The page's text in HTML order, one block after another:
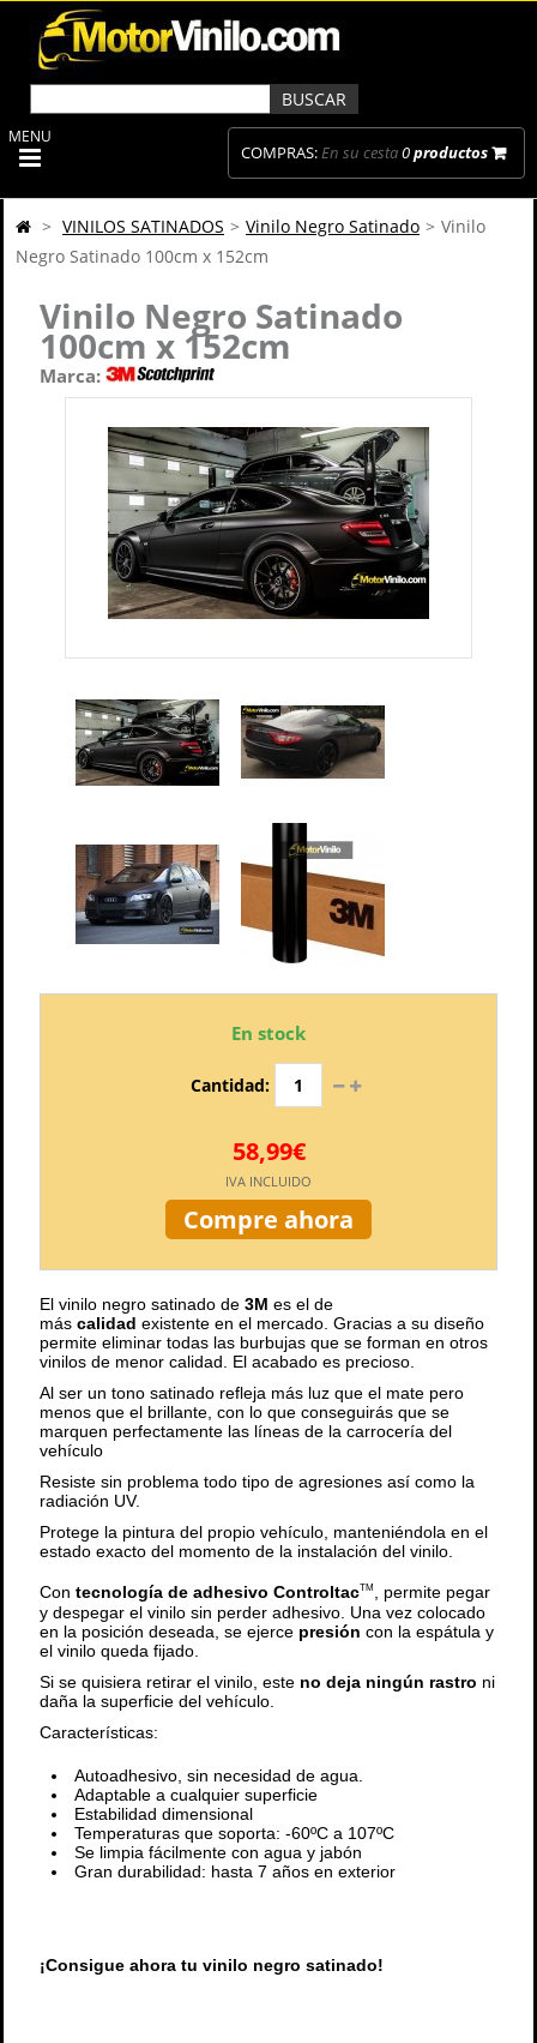
COMPRAS:En su cesta0productos
MENU
> VINILOS SATINADOS > Vinilo Negro Satinado > Vinilo
Negro Satinado 100cm x 152cm
Vinilo Negro Satinado
100cm x 152cm
Marca:
En stock
Cantidad:
58,99€
IVA INCLUIDO
Compre ahora
El vinilo negro satinado de 3M es el de
más calidad existente en el mercado. Gracias a su diseño
permite eliminar todas las burbujas que se forman en otros
vinilos de menor calidad. El acabado es precioso.
Al ser un tono satinado refleja más luz que el mate pero
menos que el brillante, con lo que conseguirás que se
marquen perfectamente las líneas de la carrocería del
vehículo
Resiste sin problema todo tipo de agresiones así como la
radiación UV.
Protege la pintura del propio vehículo, manteniéndola en el
estado exacto del momento de la instalación del vinilo.
Con tecnología de adhesivo ControltacTM
, permite pegar
y despegar el vinilo sin perder adhesivo. Una vez colocado
en la posición deseada, se ejerce presión con la espátula y
el vinilo queda fijado.
Si se quisiera retirar el vinilo, este no deja ningún rastro ni
daña la superficie del vehículo.
Características:
Autoadhesivo, sin necesidad de agua.
Adaptable a cualquier superficie
Estabilidad dimensional
Temperaturas que soporta: -60ºC a 107ºC
Se limpia fácilmente con agua y jabón
Gran durabilidad: hasta 7 años en exterior
¡Consigue ahora tu vinilo negro satinado!